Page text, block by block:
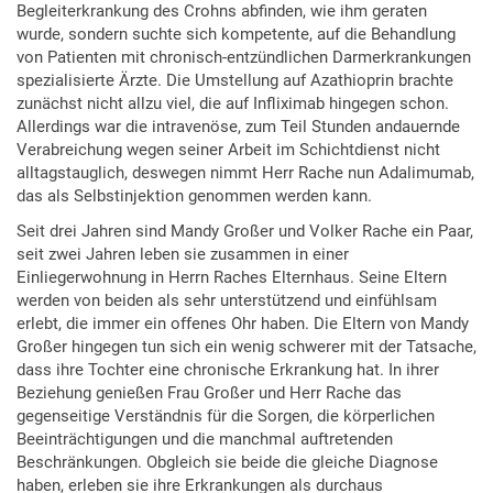
Begleiterkrankung des Crohns abfinden, wie ihm geraten
wurde, sondern suchte sich kompetente, auf die Behandlung
von Patienten mit chronisch-entzündlichen Darmerkrankungen
spezialisierte Ärzte. Die Umstellung auf Azathioprin brachte
zunächst nicht allzu viel, die auf Infliximab hingegen schon.
Allerdings war die intravenöse, zum Teil Stunden andauernde
Verabreichung wegen seiner Arbeit im Schichtdienst nicht
alltagstauglich, deswegen nimmt Herr Rache nun Adalimumab,
das als Selbstinjektion genommen werden kann.
Seit drei Jahren sind Mandy Großer und Volker Rache ein Paar,
seit zwei Jahren leben sie zusammen in einer
Einliegerwohnung in Herrn Raches Elternhaus. Seine Eltern
werden von beiden als sehr unterstützend und einfühlsam
erlebt, die immer ein offenes Ohr haben. Die Eltern von Mandy
Großer hingegen tun sich ein wenig schwerer mit der Tatsache,
dass ihre Tochter eine chronische Erkrankung hat. In ihrer
Beziehung genießen Frau Großer und Herr Rache das
gegenseitige Verständnis für die Sorgen, die körperlichen
Beeinträchtigungen und die manchmal auftretenden
Beschränkungen. Obgleich sie beide die gleiche Diagnose
haben, erleben sie ihre Erkrankungen als durchaus